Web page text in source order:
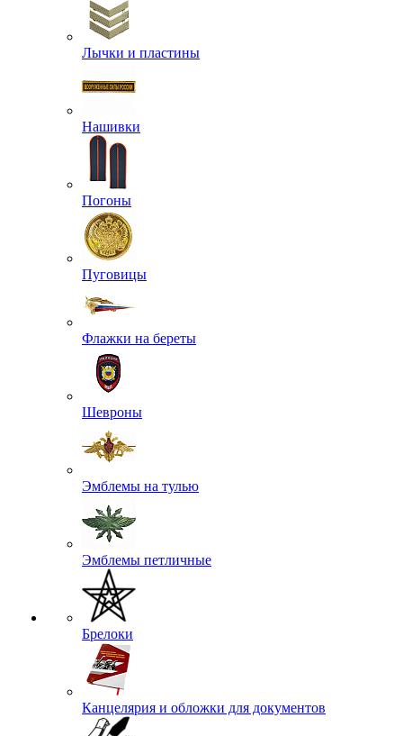
Лычки и пластины
Нашивки
Погоны
Пуговицы
Флажки на береты
Шевроны
Эмблемы на тулью
Эмблемы петличные
Брелоки
Канцелярия и обложки для документов